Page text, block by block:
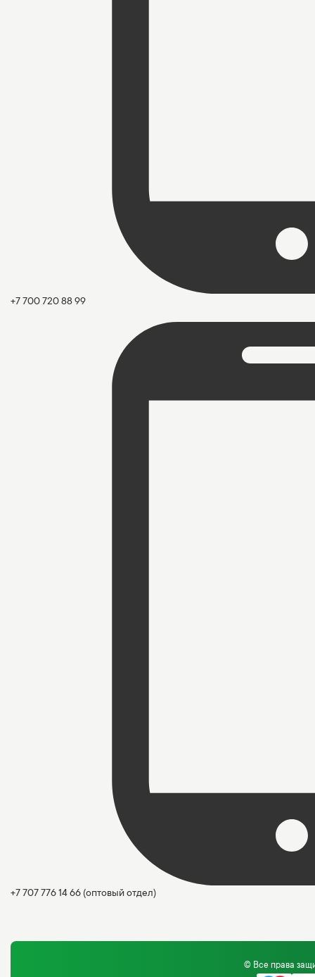
+7 700 720 88 99
+7 707 776 14 66 (оптовый отдел)
© Все права